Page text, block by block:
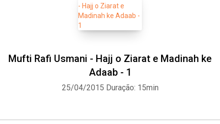
Mufti Rafi Usmani - Hajj o Ziarat e Madinah ke
Adaab - 1
25/04/2015 Duração: 15min